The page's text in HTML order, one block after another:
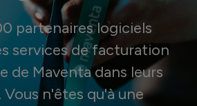
partenaires logiciels
services de facturation
de Maventa dans leurs
n'êtes qu'à une